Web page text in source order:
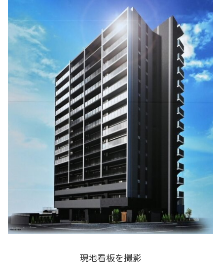
現地看板を撮影